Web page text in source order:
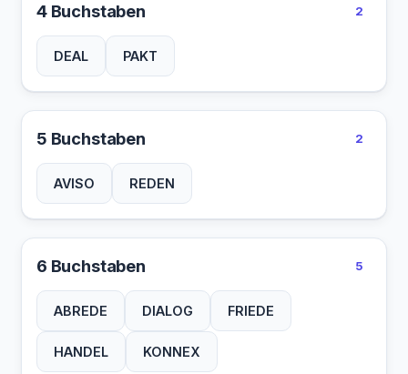
4 Buchstaben 2
DEAL PAKT
5 Buchstaben 2
AVISO REDEN
6 Buchstaben 5
ABREDE DIALOG FRIEDE
HANDEL KONNEX